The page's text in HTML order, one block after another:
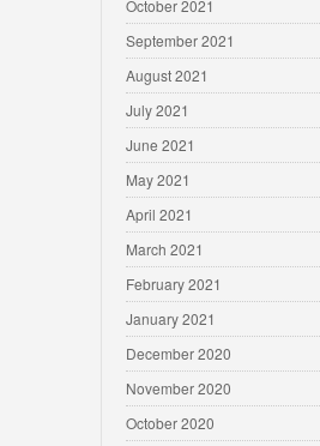
October 2021
September 2021
August 2021
July 2021
June 2021
May 2021
April 2021
March 2021
February 2021
January 2021
December 2020
November 2020
October 2020